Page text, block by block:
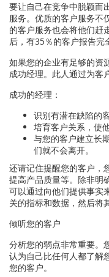
要让自己在竞争中脱颖而
服务。优质的客户服务不
的客户服务也会将他们赶
后，有35％的客户报告完
如果您的企业有足够的资
成功经理。此人通过为客
成功的经理：
识别有潜在缺陷的客
培育客户关系，使
与您的客户建立长
们就不会离开。
还请记住提醒您的客户，
提高产品质量等。除非明
可以通过向他们提供事实
关的指标和数据，然后将
倾听您的客户
分析您的弱点非常重要。
认为自己比任何人都了解
您的客户。